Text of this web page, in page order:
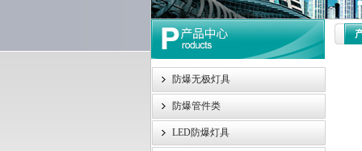
防爆无极灯具
防爆管件类
LED防爆灯具